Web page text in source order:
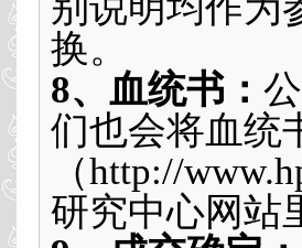
换。
8、血统书：
们也会将血统
（http://
研究中心网站